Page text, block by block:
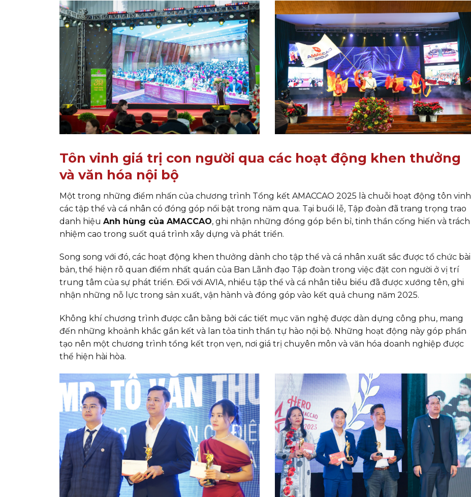
Tôn vinh giá trị con người qua các hoạt động khen thưởng
và văn hóa nội bộ
Một trong những điểm nhấn của chương trình Tổng kết AMACCAO 2025 là chuỗi hoạt động tôn vinh
các tập thể và cá nhân có đóng góp nổi bật trong năm qua. Tại buổi lễ, Tập đoàn đã trang trọng trao
danh hiệu Anh hùng của AMACCAO, ghi nhận những đóng góp bền bỉ, tinh thần cống hiến và trách
nhiệm cao trong suốt quá trình xây dựng và phát triển.
Song song với đó, các hoạt động khen thưởng dành cho tập thể và cá nhân xuất sắc được tổ chức bài
bản, thể hiện rõ quan điểm nhất quán của Ban Lãnh đạo Tập đoàn trong việc đặt con người ở vị trí
trung tâm của sự phát triển. Đối với AVIA, nhiều tập thể và cá nhân tiêu biểu đã được xướng tên, ghi
nhận những nỗ lực trong sản xuất, vận hành và đóng góp vào kết quả chung năm 2025.
Không khí chương trình được cân bằng bởi các tiết mục văn nghệ được dàn dựng công phu, mang
đến những khoảnh khắc gắn kết và lan tỏa tinh thần tự hào nội bộ. Những hoạt động này góp phần
tạo nên một chương trình tổng kết trọn vẹn, nơi giá trị chuyên môn và văn hóa doanh nghiệp được
thể hiện hài hòa.